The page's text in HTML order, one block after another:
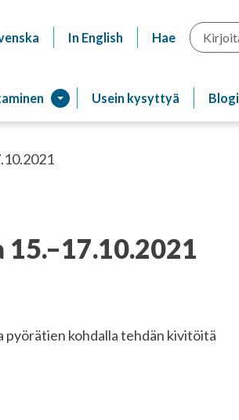
In English Hae
Usein kysyttyä Blogi
pyörätien kohdalla tehdän kivitöitä